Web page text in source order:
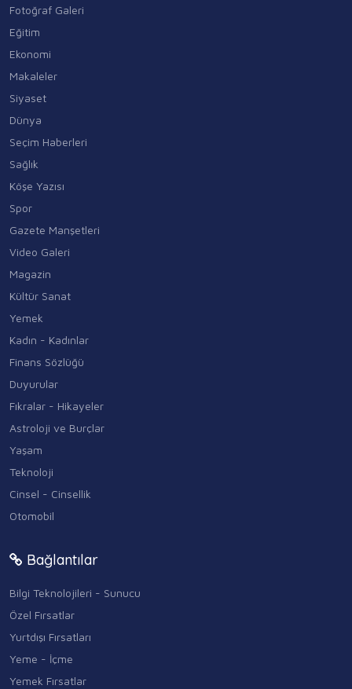
Fotoğraf Galeri
Eğitim
Ekonomi
Makaleler
Siyaset
Dünya
Seçim Haberleri
Sağlık
Köşe Yazısı
Spor
Gazete Manşetleri
Video Galeri
Magazin
Kültür Sanat
Yemek
Kadın - Kadınlar
Finans Sözlüğü
Duyurular
Fıkralar - Hikayeler
Astroloji ve Burçlar
Yaşam
Teknoloji
Cinsel - Cinsellik
Otomobil
Bağlantılar
Bilgi Teknolojileri - Sunucu
Özel Fırsatlar
Yurtdışı Fırsatları
Yeme - İçme
Yemek Fırsatlar